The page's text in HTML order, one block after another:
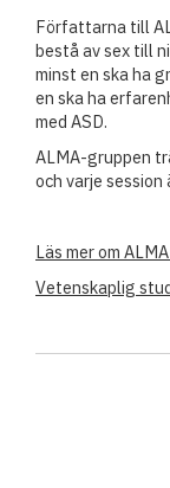
Författarna till
bestå av sex till
minst en ska ha
en ska ha
med ASD.
ALMA-gruppen
och varje session
Läs mer om
Vetenskaplig